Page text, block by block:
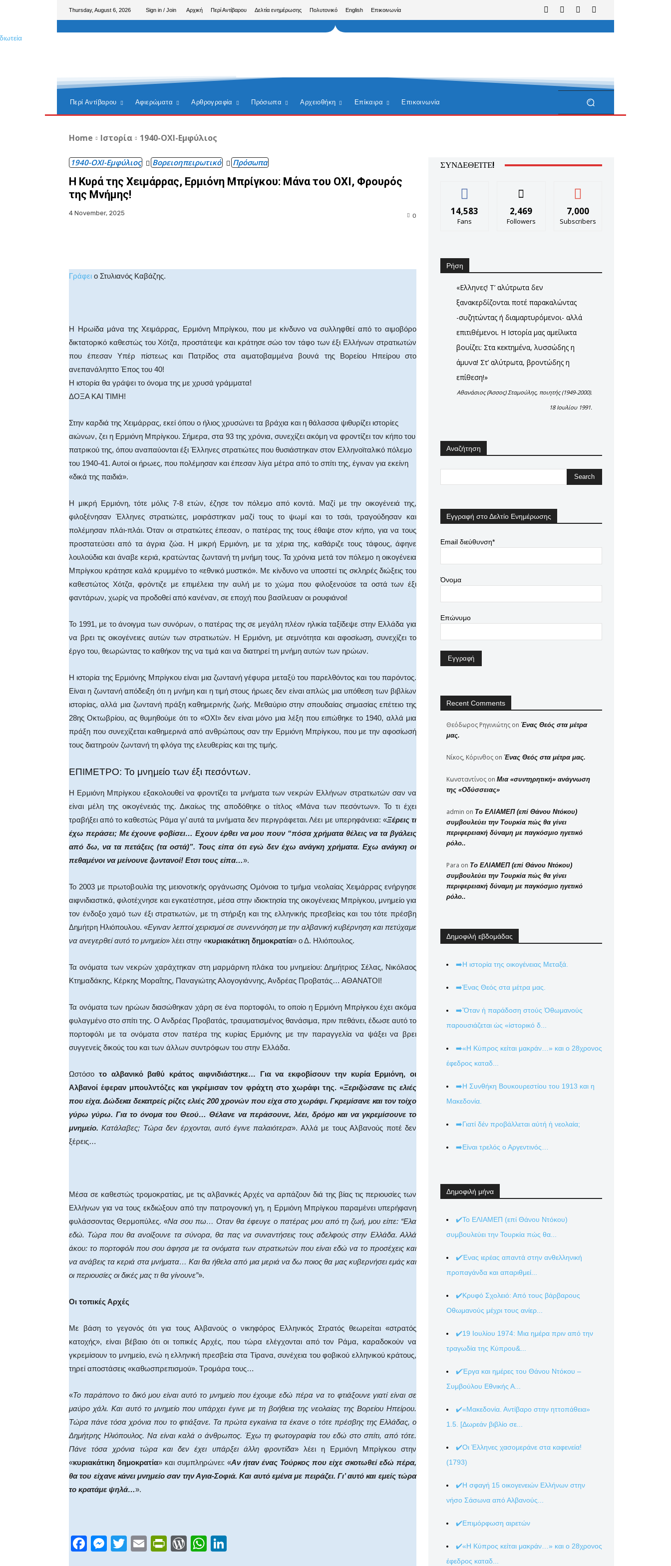
Thursday, August 6, 2026 Sign in / Join Αρχική Περί Αντίβαρου Δελτία ενημέρωσης Πολυτονικό English Επικοινωνία
Περί Αντίβαρου Αφιερώματα Αρθρογραφία Πρόσωπα Αρχειοθήκη Επίκαιρα Επικοινωνία
Home Ιστορία 1940-ΟΧΙ-Εμφύλιος
1940-ΟΧΙ-Εμφύλιος Βορειοηπειρωτικό Πρόσωπα
Η Κυρά της Χειμάρρας, Ερμιόνη Μπρίγκου: Μάνα του ΟΧΙ, Φρουρός
της Μνήμης!
4 November, 2025 0
Γράφει ο Στυλιανός Καβάζης.
Η Ηρωίδα μάνα της Χειμάρρας, Ερμιόνη Μπρίγκου, που με κίνδυνο να συλληφθεί από το αιμοβόρο
δικτατορικό καθεστώς του Χότζα, προστάτεψε και κράτησε σώο τον τάφο των έξι Ελλήνων στρατιωτών
που έπεσαν Υπέρ πίστεως και Πατρίδος στα αιματοβαμμένα βουνά της Βορείου Ηπείρου στο
ανεπανάληπτο Έπος του 40!
Η ιστορία θα γράψει το όνομα της με χρυσά γράμματα!
ΔΟΞΑ ΚΑΙ ΤΙΜΗ!
Στην καρδιά της Χειμάρρας, εκεί όπου ο ήλιος χρυσώνει τα βράχια και η θάλασσα ψιθυρίζει ιστορίες
αιώνων, ζει η Ερμιόνη Μπρίγκου. Σήμερα, στα 93 της χρόνια, συνεχίζει ακόμη να φροντίζει τον κήπο του
πατρικού της, όπου αναπαύονται έξι Έλληνες στρατιώτες που θυσιάστηκαν στον Ελληνοϊταλικό πόλεμο
του 1940-41. Αυτοί οι ήρωες, που πολέμησαν και έπεσαν λίγα μέτρα από το σπίτι της, έγιναν για εκείνη
«δικά της παιδιά».
Η μικρή Ερμιόνη, τότε μόλις 7-8 ετών, έζησε τον πόλεμο από κοντά. Μαζί με την οικογένειά της,
φιλοξένησαν Έλληνες στρατιώτες, μοιράστηκαν μαζί τους το ψωμί και το τσάι, τραγούδησαν και
πολέμησαν πλάι-πλάι. Όταν οι στρατιώτες έπεσαν, ο πατέρας της τους έθαψε στον κήπο, για να τους
προστατεύσει από τα άγρια ζώα. Η μικρή Ερμιόνη, με τα χέρια της, καθάριζε τους τάφους, άφηνε
λουλούδια και άναβε κεριά, κρατώντας ζωντανή τη μνήμη τους. Τα χρόνια μετά τον πόλεμο η οικογένεια
Μπρίγκου κράτησε καλά κρυμμένο το «εθνικό μυστικό». Με κίνδυνο να υποστεί τις σκληρές διώξεις του
καθεστώτος Χότζα, φρόντιζε με επιμέλεια την αυλή με το χώμα που φιλοξενούσε τα οστά των έξι
φαντάρων, χωρίς να προδοθεί από κανέναν, σε εποχή που βασίλευαν οι ρουφιάνοι!
Το 1991, με το άνοιγμα των συνόρων, ο πατέρας της σε μεγάλη πλέον ηλικία ταξίδεψε στην Ελλάδα για
να βρει τις οικογένειες αυτών των στρατιωτών. Η Ερμιόνη, με σεμνότητα και αφοσίωση, συνεχίζει το
έργο του, θεωρώντας το καθήκον της να τιμά και να διατηρεί τη μνήμη αυτών των ηρώων.
Η ιστορία της Ερμιόνης Μπρίγκου είναι μια ζωντανή γέφυρα μεταξύ του παρελθόντος και του παρόντος.
Είναι η ζωντανή απόδειξη ότι η μνήμη και η τιμή στους ήρωες δεν είναι απλώς μια υπόθεση των βιβλίων
ιστορίας, αλλά μια ζωντανή πράξη καθημερινής ζωής. Μεθαύριο στην σπουδαίας σημασίας επέτειο της
28ης Οκτωβρίου, ας θυμηθούμε ότι το «ΟΧΙ» δεν είναι μόνο μια λέξη που ειπώθηκε το 1940, αλλά μια
πράξη που συνεχίζεται καθημερινά από ανθρώπους σαν την Ερμιόνη Μπρίγκου, που με την αφοσίωσή
τους διατηρούν ζωντανή τη φλόγα της ελευθερίας και της τιμής.
ΕΠΙΜΕΤΡΟ: Το μνημείο των έξι πεσόντων.
Η Ερμιόνη Μπρίγκου εξακολουθεί να φροντίζει τα μνήματα των νεκρών Ελλήνων στρατιωτών σαν να
είναι μέλη της οικογένειάς της. Δικαίως της αποδόθηκε ο τίτλος «Μάνα των πεσόντων». Το τι έχει
τραβήξει από το καθεστώς Ράμα γι’ αυτά τα μνήματα δεν περιγράφεται. Λέει με υπερηφάνεια: «Ξέρεις τι
έχω περάσει; Με έχουνε φοβίσει… Εχουν έρθει να μου πουν “πόσα χρήματα θέλεις να τα βγάλεις
από δω, να τα πετάξεις (τα οστά)”. Τους είπα ότι εγώ δεν έχω ανάγκη χρήματα. Εχω ανάγκη οι
πεθαμένοι να μείνουνε ζωντανοί! Ετσι τους είπα…».
Το 2003 με πρωτοβουλία της μειονοτικής οργάνωσης Ομόνοια το τμήμα νεολαίας Χειμάρρας ενήργησε
αιφνιδιαστικά, φιλοτέχνησε και εγκατέστησε, μέσα στην ιδιοκτησία της οικογένειας Μπρίγκου, μνημείο για
τον ένδοξο χαμό των έξι στρατιωτών, με τη στήριξη και της ελληνικής πρεσβείας και του τότε πρέσβη
Δημήτρη Ηλιόπουλου. «Εγιναν λεπτοί χειρισμοί σε συνεννόηση με την αλβανική κυβέρνηση και πετύχαμε
να ανεγερθεί αυτό το μνημείο» λέει στην «κυριακάτικη δημοκρατία» ο Δ. Ηλιόπουλος.
Τα ονόματα των νεκρών χαράχτηκαν στη μαρμάρινη πλάκα του μνημείου: Δημήτριος Σέλας, Νικόλαος
Κτημαδάκης, Κέρκης Μοραΐτης, Παναγιώτης Αλογογιάννης, Ανδρέας Προβατάς… ΑΘΑΝΑΤΟΙ!
Τα ονόματα των ηρώων διασώθηκαν χάρη σε ένα πορτοφόλι, το οποίο η Ερμιόνη Μπρίγκου έχει ακόμα
φυλαγμένο στο σπίτι της. Ο Ανδρέας Προβατάς, τραυματισμένος θανάσιμα, πριν πεθάνει, έδωσε αυτό το
πορτοφόλι με τα ονόματα στον πατέρα της κυρίας Ερμιόνης με την παραγγελία να ψάξει να βρει
συγγενείς δικούς του και των άλλων συντρόφων του στην Ελλάδα.
Ωστόσο το αλβανικό βαθύ κράτος αιφνιδιάστηκε… Για να εκφοβίσουν την κυρία Ερμιόνη, οι
Αλβανοί έφεραν μπουλντόζες και γκρέμισαν τον φράχτη στο χωράφι της. «Ξεριζώσανε τις ελιές
που είχα. Δώδεκα δεκατρείς ρίζες ελιές 200 χρονών που είχα στο χωράφι. Γκρεμίσανε και τον τοίχο
γύρω γύρω. Για το όνομα του Θεού… Θέλανε να περάσουνε, λέει, δρόμο και να γκρεμίσουνε το
μνημείο. Κατάλαβες; Τώρα δεν έρχονται, αυτό έγινε παλαιότερα». Αλλά με τους Αλβανούς ποτέ δεν
ξέρεις…
Μέσα σε καθεστώς τρομοκρατίας, με τις αλβανικές Αρχές να αρπάζουν διά της βίας τις περιουσίες των
Ελλήνων για να τους εκδιώξουν από την πατρογονική γη, η Ερμιόνη Μπρίγκου παραμένει υπερήφανη
φυλάσσοντας Θερμοπύλες. «Να σου πω… Οταν θα έφευγε ο πατέρας μου από τη ζωή, μου είπε: “Ελα
εδώ. Τώρα που θα ανοίξουνε τα σύνορα, θα πας να συναντήσεις τους αδελφούς στην Ελλάδα. Αλλά
άκου: το πορτοφόλι που σου άφησα με τα ονόματα των στρατιωτών που είναι εδώ να το προσέχεις και
να ανάβεις τα κεριά στα μνήματα… Και θα ήθελα από μια μεριά να δω ποιος θα μας κυβερνήσει εμάς και
οι περιουσίες οι δικές μας τι θα γίνουνε”».
Οι τοπικές Αρχές
Με βάση το γεγονός ότι για τους Αλβανούς ο νικηφόρος Ελληνικός Στρατός θεωρείται «στρατός
κατοχής», είναι βέβαιο ότι οι τοπικές Αρχές, που τώρα ελέγχονται από τον Ράμα, καραδοκούν να
γκρεμίσουν το μνημείο, ενώ η ελληνική πρεσβεία στα Τίρανα, συνέχεια του φοβικού ελληνικού κράτους,
τηρεί αποστάσεις «καθωσπρεπισμού». Τρομάρα τους…
«Το παράπονο το δικό μου είναι αυτό το μνημείο που έχουμε εδώ πέρα να το φτιάξουνε γιατί είναι σε
μαύρο χάλι. Και αυτό το μνημείο που υπάρχει έγινε με τη βοήθεια της νεολαίας της Βορείου Ηπείρου.
Τώρα πάνε τόσα χρόνια που το φτιάξανε. Τα πρώτα εγκαίνια τα έκανε ο τότε πρέσβης της Ελλάδας, ο
Δημήτρης Ηλιόπουλος. Να είναι καλά ο άνθρωπος. Έχω τη φωτογραφία του εδώ στο σπίτι, από τότε.
Πάνε τόσα χρόνια τώρα και δεν έχει υπάρξει άλλη φροντίδα» λέει η Ερμιόνη Μπρίγκου στην
«κυριακάτικη δημοκρατία» και συμπληρώνει: «Αν ήταν ένας Τούρκος που είχε σκοτωθεί εδώ πέρα,
θα του είχανε κάνει μνημείο σαν την Αγια-Σοφιά. Και αυτό εμένα με πειράζει. Γι’ αυτό και εμείς τώρα
το κρατάμε ψηλά…».
F
M
T
E
Pr W
W
ΣΥΝΔΕΘΕΊΤΕ!
14,583
Fans
2,469
Followers
7,000
Subscribers
Ρήση
«Ελληνες! Τ’ αλύτρωτα δεν
ξανακερδίζονται ποτέ παρακαλώντας
-συζητώντας ή διαμαρτυρόμενοι- αλλά
επιτιθέμενοι. Η Ιστορία μας αμείλικτα
βουίζει: Στα κεκτημένα, λυσσώδης η
άμυνα! Στ’ αλύτρωτα, βροντώδης η
επίθεση!»
Αθανάσιος (Άσσος) Σταμούλης, ποιητής (1949-2000).
18 Ιουλίου 1991.
Αναζήτηση
Εγγραφή στο Δελτίο Ενημέρωσης
Email διεύθυνση*
Όνομα
Επώνυμο
Recent Comments
Θεόδωρος Ρηγινιώτης on Ένας Θεός στα μέτρα
μας.
Νίκος, Κόρινθος on Ένας Θεός στα μέτρα μας.
Κωνσταντίνος on Μια «συντηρητική» ανάγνωση
της «Οδύσσειας»
admin on Το ΕΛΙΑΜΕΠ (επί Θάνου Ντόκου)
συμβουλεύει την Τουρκία πώς θα γίνει
περιφερειακή δύναμη με παγκόσμιο ηγετικό
ρόλο..
Para on Το ΕΛΙΑΜΕΠ (επί Θάνου Ντόκου)
συμβουλεύει την Τουρκία πώς θα γίνει
περιφερειακή δύναμη με παγκόσμιο ηγετικό
ρόλο..
Δημοφιλή εβδομάδας
➡️Η ιστορία της οικογένειας Μεταξά.
➡️Ένας Θεός στα μέτρα μας.
➡️Ὅταν ἡ παράδοση στούς Ὀθωμανούς
παρουσιάζεται ὡς «ἱστορικό δ...
➡️«Η Κύπρος κείται μακράν…» και ο 28χρονος
έφεδρος καταδ...
➡️Η Συνθήκη Βουκουρεστίου του 1913 και η
Μακεδονία.
➡️Γιατί δέν προβάλλεται αὐτή ἡ νεολαία;
➡️Είναι τρελός ο Αργεντινός…
Δημοφιλή μήνα
✔️Το ΕΛΙΑΜΕΠ (επί Θάνου Ντόκου)
συμβουλεύει την Τουρκία πώς θα...
✔️Ένας ιερέας απαντά στην ανθελληνική
προπαγάνδα και απαριθμεί...
✔️Κρυφό Σχολειό: Από τους βάρβαρους
Οθωμανούς μέχρι τους ανίερ...
✔️19 Ιουλίου 1974: Μια ημέρα πριν από την
τραγωδία της Κύπρου&...
✔️Έργα και ημέρες του Θάνου Ντόκου –
Συμβούλου Εθνικής Α...
✔️«Μακεδονία. Αντίβαρο στην ηττοπάθεια»
1.5. [Δωρεάν βιβλίο σε...
✔️Οι Έλληνες χασομεράνε στα καφενεία!
(1793)
✔️Η σφαγή 15 οικογενειών Ελλήνων στην
νήσο Σάσωνα από Αλβανούς...
✔️Επιμόρφωση αιρετών
✔️«Η Κύπρος κείται μακράν…» και ο 28χρονος
έφεδρος καταδ...